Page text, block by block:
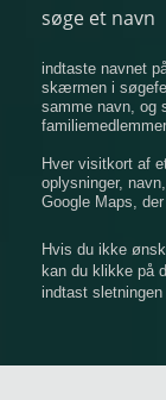
søge et navn
indtaste navnet
​​skærmen i
samme navn, og
Hver visitkort af
oplysninger,
Google Maps,
Hvis du ikke
kan du klikke på
indtast sletningen